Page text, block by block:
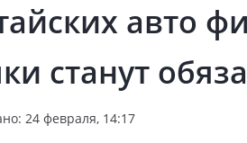
авто
станут
24 февраля, 14:17